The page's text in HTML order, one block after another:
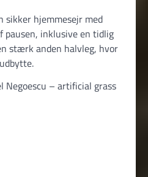
sikker hjemmesejr med
pausen, inklusive en tidlig
stærk anden halvleg, hvor
Negoescu – artificial grass